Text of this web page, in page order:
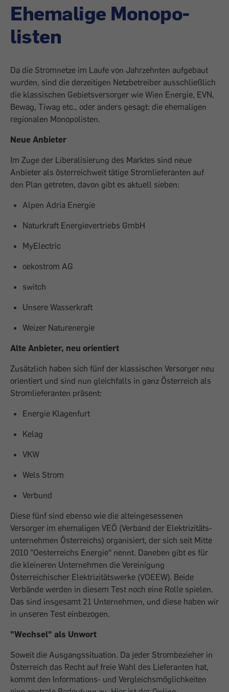
Ehemalige Monopo­
listen
Da die Stromnetze im Laufe von Jahrzehnten aufgebaut
wurden, sind die derzeitigen Netzbetreiber ausschließlich
die klassischen Gebietsversorger wie Wien Energie, EVN,
Bewag, Tiwag etc., oder anders gesagt: die ehemaligen
regionalen Monopo­listen.
Neue Anbieter
Im Zuge der Liberalisierung des Marktes sind neue
Anbieter als österreichweit tätige Stromlieferanten auf
den Plan getreten, davon gibt es aktuell sieben: ­
Alpen Adria Energie
Naturkraft Energievertriebs GmbH
MyElectric
oekostrom AG
switch
Unsere Wasserkraft
Weizer Naturenergie
Alte Anbieter, neu orientiert
Zusätzlich haben sich fünf der klassischen Versorger neu
orientiert und sind nun gleichfalls in ganz Österreich als
Stromlieferanten präsent:
Energie Klagenfurt
Kelag
VKW
Wels Strom
Verbund
Diese fünf sind ebenso wie die alteingesessenen
Versorger im ehe­maligen VEÖ (Verband der Elektrizitäts­
unternehmen Österreichs) organisiert, der sich seit Mitte
2010 "Oesterreichs Energie“ nennt. Daneben gibt es für
die kleineren Unternehmen die Vereinigung
Österreichischer Elektrizitätswerke (VOEEW). Beide
Verbände werden in diesem Test noch eine Rolle spielen.
Das sind insgesamt 21 Unternehmen, und diese haben wir
in unseren Test einbezogen.
"Wechsel" als Unwort
Soweit die Ausgangssituation. Da jeder Strombezieher in
Österreich das Recht auf freie Wahl des Lieferanten hat,
kommt den Informations- und Vergleichsmöglich­keiten